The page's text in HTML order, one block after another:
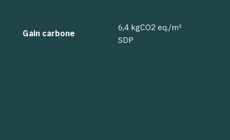
Gain carbone
6,4 kgCO2 eq./m²
SDP